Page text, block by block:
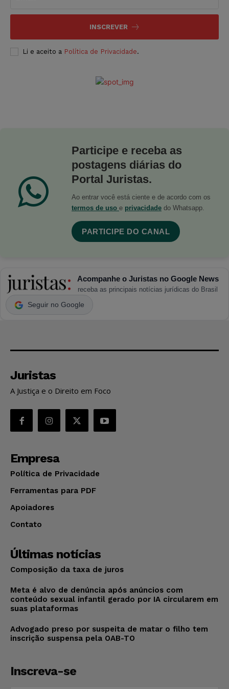
INSCREVER
Li e aceito a Política de Privacidade.
Participe e receba as
postagens diárias do
Portal Juristas.
Ao entrar você está ciente e de acordo com os
termos de uso e privacidade do Whatsapp.
PARTICIPE DO CANAL
Acompanhe o Juristas no Google News
receba as principais notícias jurídicas do Brasil
Seguir no Google
Juristas
A Justiça e o Direito em Foco
Empresa
Política de Privacidade
Ferramentas para PDF
Apoiadores
Contato
Últimas notícias
Composição da taxa de juros
Meta é alvo de denúncia após anúncios com
conteúdo sexual infantil gerado por IA circularem em
suas plataformas
Advogado preso por suspeita de matar o filho tem
inscrição suspensa pela OAB-TO
Inscreva-se